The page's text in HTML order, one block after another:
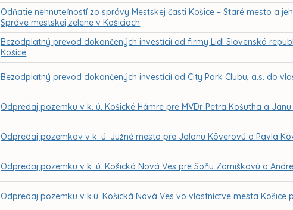
Odňatie nehnuteľností zo správy Mestskej časti Košice – Staré mesto a
Správe mestskej zelene v Košiciach
Bezodplatný prevod dokončených investícií od firmy Lidl Slovenská
Košice
Bezodplatný prevod dokončených investícií od City Park Clubu, a.s. do
Odpredaj pozemku v k. ú. Košické Hámre pre MVDr. Petra Košutha a
Odpredaj pozemkov v k. ú. Južné mesto pre Jolanu Köverovú a Pavla
Odpredaj pozemku v k. ú. Košická Nová Ves pre Soňu Zamiškovú a
Odpredaj pozemku v k.ú. Košická Nová Ves vo vlastníctve mesta Košice